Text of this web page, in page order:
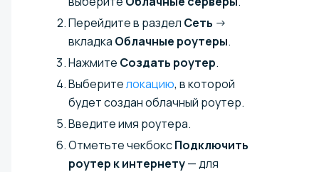
Перейдите в раздел Сеть →
вкладка Облачные роутеры.
Нажмите Создать роутер.
Выберителокацию, в которой
будет создан облачный роутер.
Введите имя роутера.
Отметьте чекбоксПодключить
роутер к интернету— для